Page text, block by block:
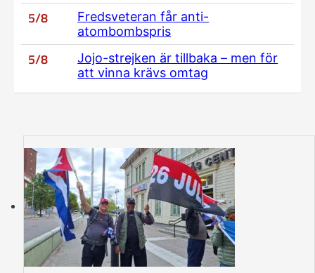
5/8
Fredsveteran får anti-
atombombspris
5/8
Jojo-strejken är tillbaka – men för
att vinna krävs omtag